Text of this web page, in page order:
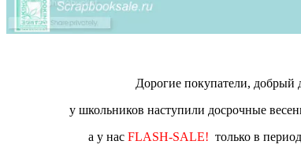
Дорогие покупатели, добрый
у школьников наступили досрочные
а у нас FLASH-SALE! только в